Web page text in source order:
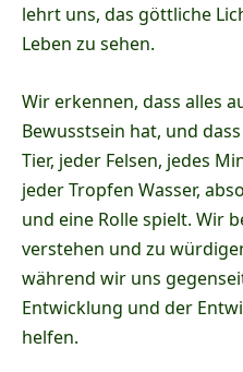
lehrt uns, das göttliche
Leben zu sehen.
Wir erkennen, dass alles
Bewusstsein hat, und
Tier, jeder Felsen, jedes
jeder Tropfen Wasser,
und eine Rolle spielt. Wir
verstehen und zu
während wir uns
Entwicklung und der
helfen.